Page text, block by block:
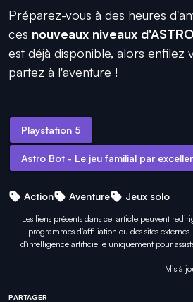
Préparez-vous à des heures
ces nouveaux niveaux
est déjà disponible, alors enfilez
partez à l'aventure !
Playstation 5
Astro Bot - Le jeu familial par
Action Aventure Jeux solo
Les liens présents dans cet article peuvent
programmes d'affiliation ou des sites
d'intelligence artificielle uniquement pour
Mis à
PARTAGER